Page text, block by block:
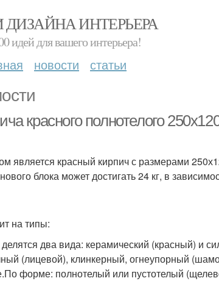
ДИЗАЙНА ИНТЕРЬЕРА
идей для вашего интерьера!
новости статьи
красного полнотелого
является красный кирпич с размерами
блока может достигать 24 кг, в
на типы:
два вида: керамический (красный) и
(лицевой), клинкерный, огнеупорный
форме: полнотелый или пустотелый